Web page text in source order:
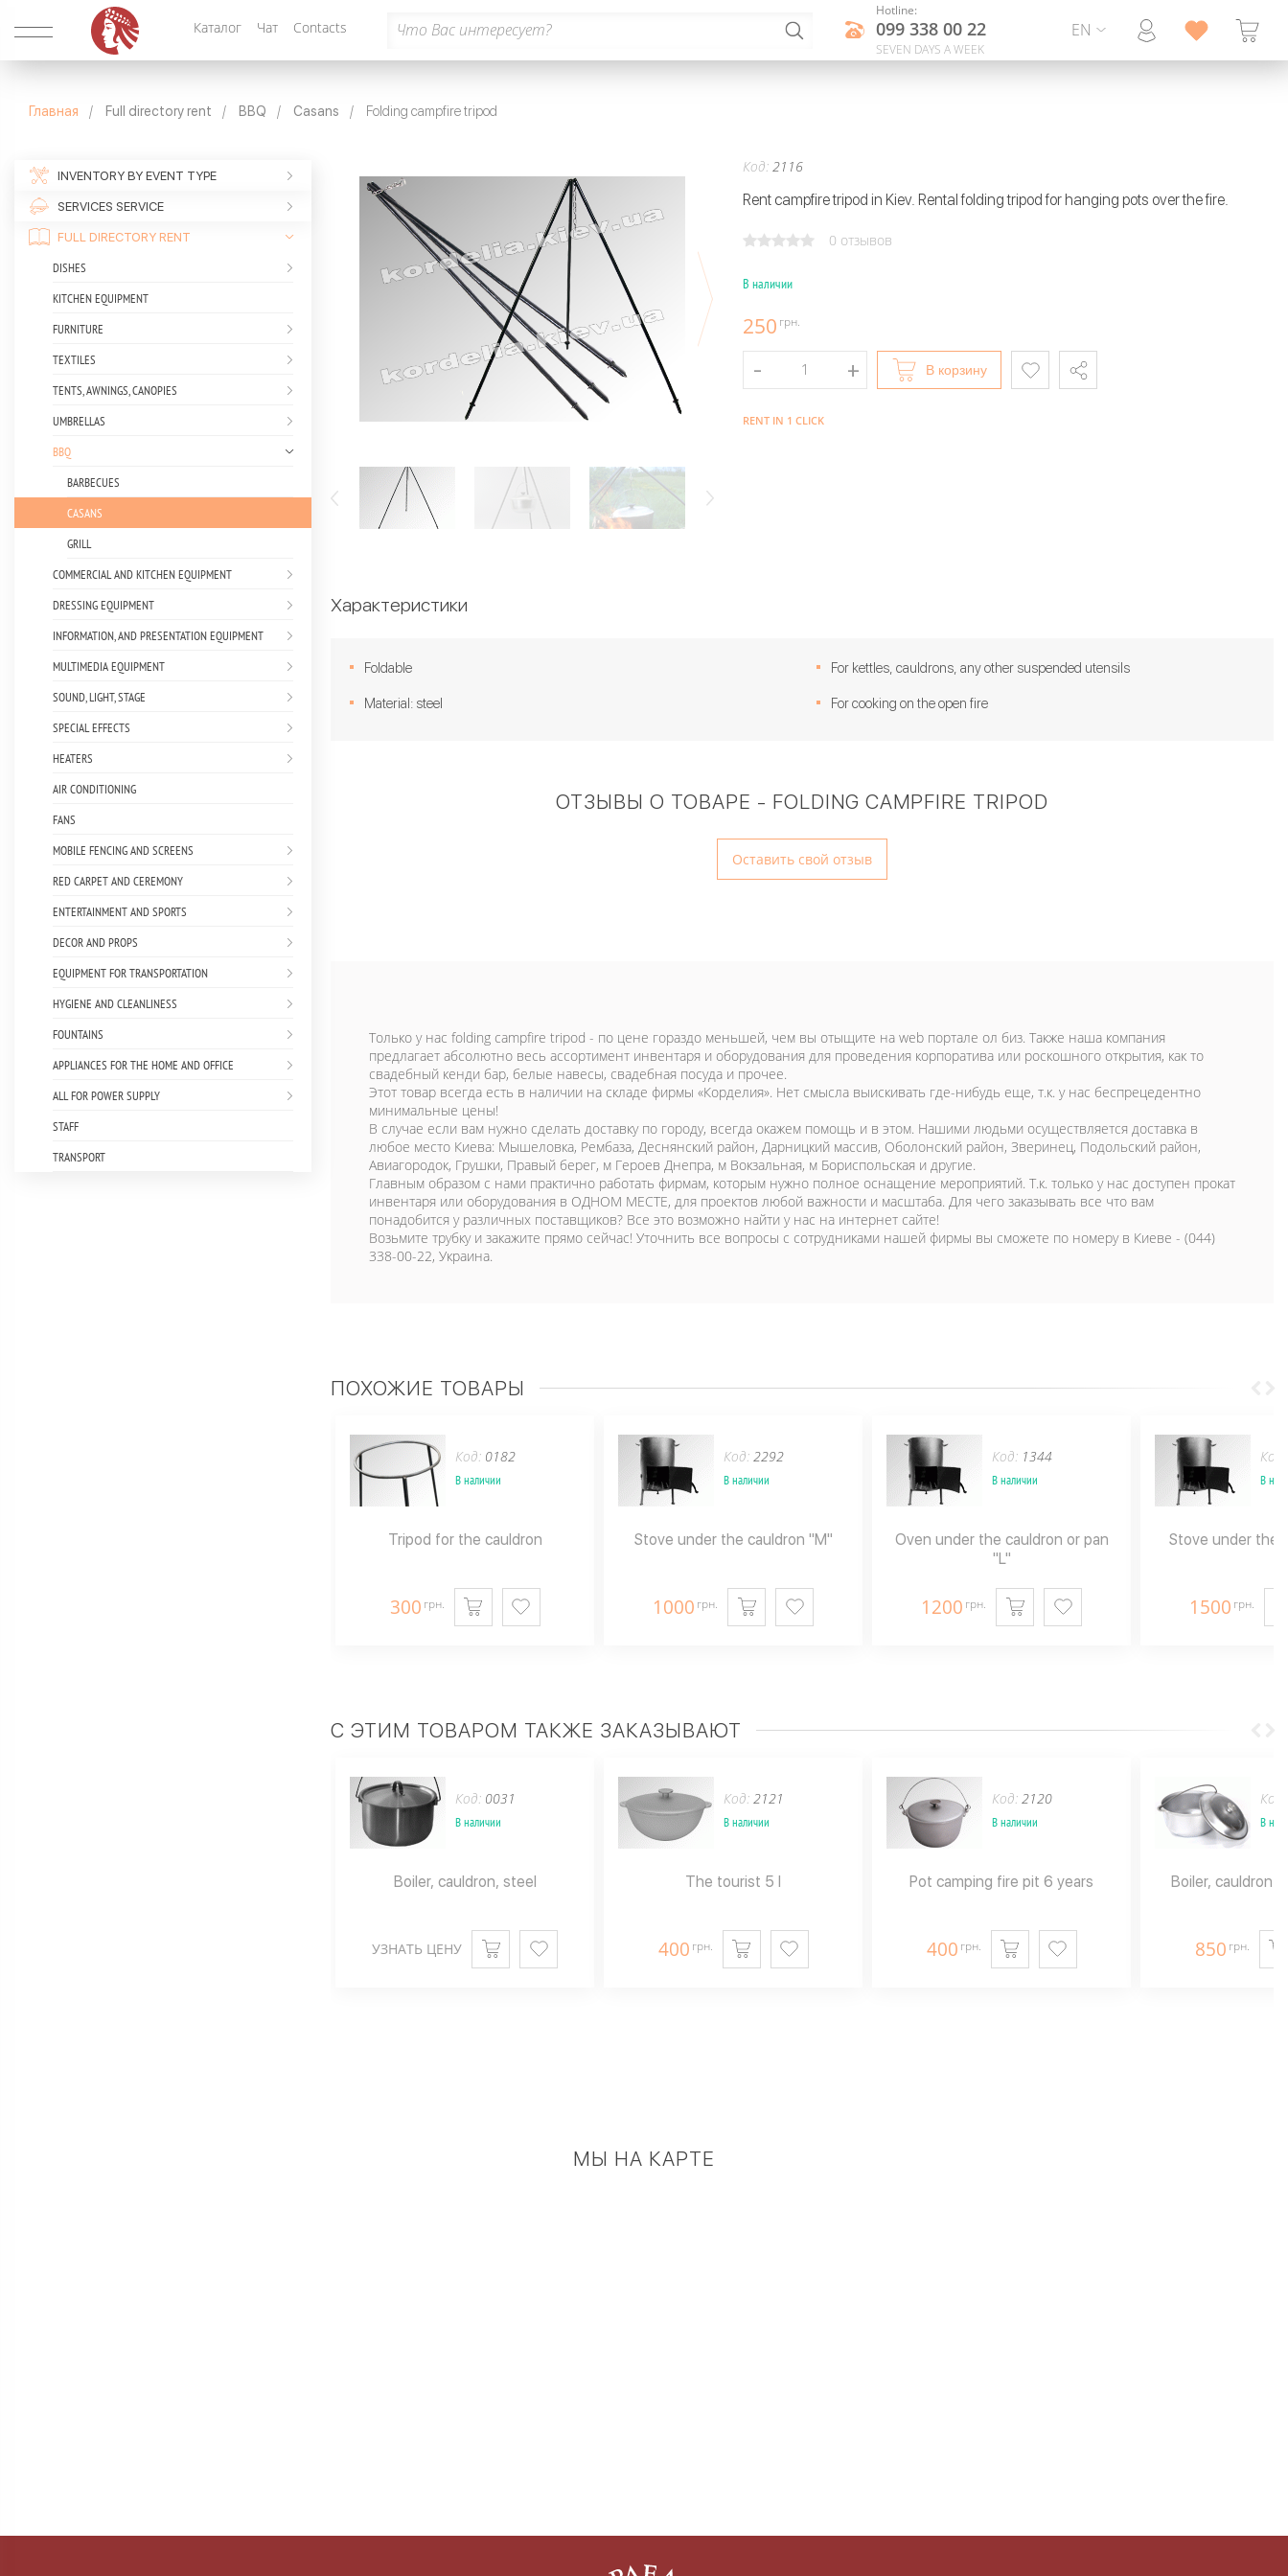
Каталог Чат Contacts
Hotline:
099 338 00 22
SEVEN DAYS A WEEK
EN
Главная Full directory rent BBQ Casans Folding campfire tripod
INVENTORY BY EVENT TYPE
SERVICES SERVICE
FULL DIRECTORY RENT
DISHES
KITCHEN EQUIPMENT
FURNITURE
TEXTILES
TENTS, AWNINGS, CANOPIES
UMBRELLAS
BBQ
BARBECUES
CASANS
GRILL
COMMERCIAL AND KITCHEN EQUIPMENT
DRESSING EQUIPMENT
INFORMATION, AND PRESENTATION EQUIPMENT
MULTIMEDIA EQUIPMENT
SOUND, LIGHT, STAGE
SPECIAL EFFECTS
HEATERS
AIR CONDITIONING
FANS
MOBILE FENCING AND SCREENS
RED CARPET AND CEREMONY
ENTERTAINMENT AND SPORTS
DECOR AND PROPS
EQUIPMENT FOR TRANSPORTATION
HYGIENE AND CLEANLINESS
FOUNTAINS
APPLIANCES FOR THE HOME AND OFFICE
ALL FOR POWER SUPPLY
STAFF
TRANSPORT
Код: 2116
Rent campfire tripod in Kiev. Rental folding tripod for hanging pots over the fire.
0 отзывов
В наличии
250 грн.
В корзину
RENT IN 1 CLICK
Характеристики
Foldable
Material: steel
For kettles, cauldrons, any other suspended utensils
For cooking on the open fire
ОТЗЫВЫ О ТОВАРЕ - FOLDING CAMPFIRE TRIPOD
Оставить свой отзыв
Только у нас folding campfire tripod - по цене гораздо меньшей, чем вы отыщите на web портале ол биз. Также наша компания
предлагает абсолютно весь ассортимент инвентаря и оборудования для проведения корпоратива или роскошного открытия, как то
свадебный кенди бар, белые навесы, свадебная посуда и прочее.
Этот товар всегда есть в наличии на складе фирмы «Корделия». Нет смысла выискивать где-нибудь еще, т.к. у нас беспрецедентно
минимальные цены!
В случае если вам нужно сделать доставку по городу, всегда окажем помощь и в этом. Нашими людьми осуществляется доставка в
любое место Киева: Мышеловка, Рембаза, Деснянский район, Дарницкий массив, Оболонский район, Зверинец, Подольский район,
Авиагородок, Грушки, Правый берег, м Героев Днепра, м Вокзальная, м Бориспольская и другие.
Главным образом с нами практично работать фирмам, которым нужно полное оснащение мероприятий. Т.к. только у нас доступен прокат
инвентаря или оборудования в ОДНОМ МЕСТЕ, для проектов любой важности и масштаба. Для чего заказывать все что вам
понадобится у различных поставщиков? Все это возможно найти у нас на интернет сайте!
Возьмите трубку и закажите прямо сейчас! Уточнить все вопросы с сотрудниками нашей фирмы вы сможете по номеру в Киеве - (044)
338-00-22, Украина.
ПОХОЖИЕ ТОВАРЫ
Код: 0182
В наличии
Tripod for the cauldron
300 грн.
Код: 2292
В наличии
Stove under the cauldron "M"
1000 грн.
Код: 1344
В наличии
Oven under the cauldron or pan
"L"
1200 грн.
В
Stove under the
1500 грн.
С ЭТИМ ТОВАРОМ ТАКЖЕ ЗАКАЗЫВАЮТ
Код: 0031
В наличии
Boiler, cauldron, steel
УЗНАТЬ ЦЕНУ
Код: 2121
В наличии
The tourist 5 l
400 грн.
Код: 2120
В наличии
Pot camping fire pit 6 years
400 грн.
В
Boiler, cauldron
850 грн.
МЫ НА КАРТЕ